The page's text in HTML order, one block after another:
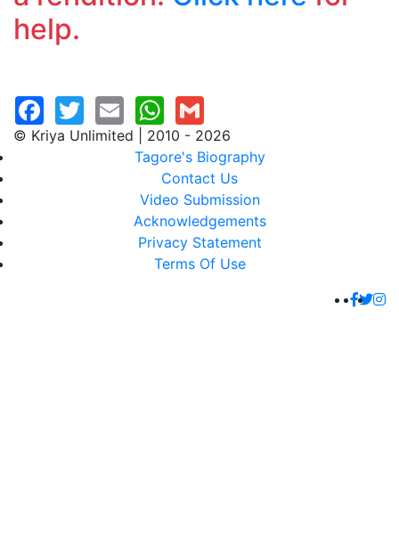
help.
© Kriya Unlimited | 2010 - 2026
Tagore's Biography
Contact Us
Video Submission
Acknowledgements
Privacy Statement
Terms Of Use